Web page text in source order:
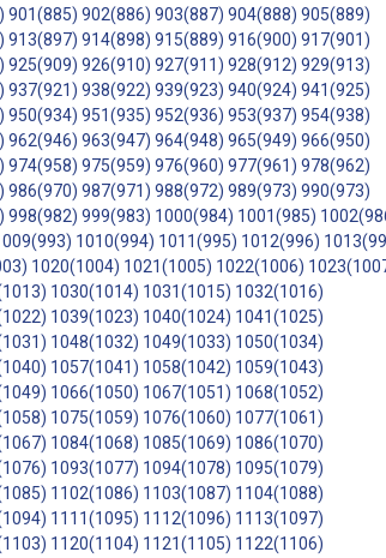
901(885) 902(886) 903(887) 904(888) 905(889)
913(897) 914(898) 915(889) 916(900) 917(901)
925(909) 926(910) 927(911) 928(912) 929(913)
937(921) 938(922) 939(923) 940(924) 941(925)
950(934) 951(935) 952(936) 953(937) 954(938)
962(946) 963(947) 964(948) 965(949) 966(950)
974(958) 975(959) 976(960) 977(961) 978(962)
986(970) 987(971) 988(972) 989(973) 990(973)
998(982) 999(983) 1000(984) 1001(985)
1010(994) 1011(995) 1012(996)
1020(1004) 1021(1005) 1022(1006)
1030(1014) 1031(1015) 1032(1016)
1039(1023) 1040(1024) 1041(1025)
1048(1032) 1049(1033) 1050(1034)
1057(1041) 1058(1042) 1059(1043)
1066(1050) 1067(1051) 1068(1052)
1075(1059) 1076(1060) 1077(1061)
1084(1068) 1085(1069) 1086(1070)
1093(1077) 1094(1078) 1095(1079)
1102(1086) 1103(1087) 1104(1088)
1111(1095) 1112(1096) 1113(1097)
1120(1104) 1121(1105) 1122(1106)